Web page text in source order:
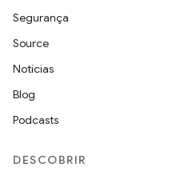
Segurança
Source
Notícias
Blog
Podcasts
DESCOBRIR